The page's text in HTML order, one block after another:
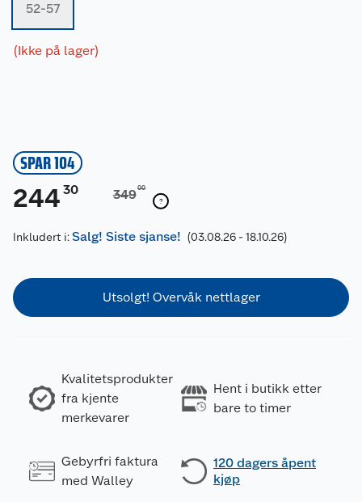
52-57
(Ikke på lager)
SPAR 104
244 30 34900
Inkludert i:Salg! Siste sjanse! (03.08.26 - 18.10.26)
Utsolgt! Overvåk nettlager
Kvalitetsprodukter
fra kjente
merkevarer
Hent i butikk etter
bare to timer
Gebyrfri faktura
med Walley
120 dagers åpent
kjøp